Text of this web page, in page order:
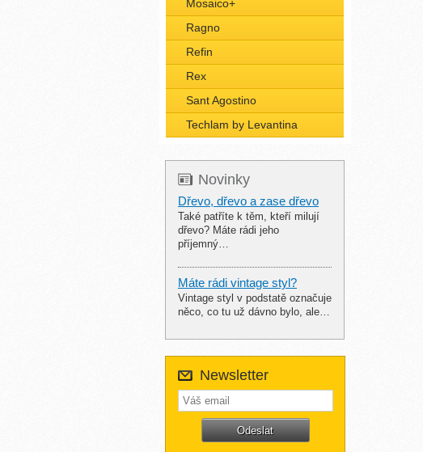
Mosaico+
Ragno
Refin
Rex
Sant Agostino
Techlam by Levantina
Novinky
Dřevo, dřevo a zase dřevo
Také patříte k těm, kteří milují
dřevo? Máte rádi jeho
příjemný…
Máte rádi vintage styl?
Vintage styl v podstatě označuje
něco, co tu už dávno bylo, ale…
Newsletter